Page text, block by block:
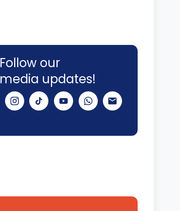
Follow our
media updates!